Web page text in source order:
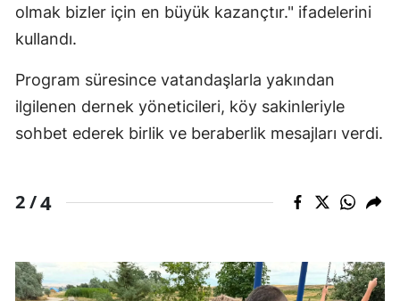
olmak bizler için en büyük kazançtır." ifadelerini
kullandı.
Program süresince vatandaşlarla yakından
ilgilenen dernek yöneticileri, köy sakinleriyle
sohbet ederek birlik ve beraberlik mesajları verdi.
2 /4